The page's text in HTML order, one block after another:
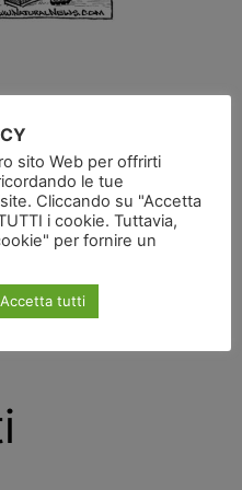
sito Web per offrirti
le tue
Cliccando su "Accetta
i cookie. Tuttavia,
per fornire un
Accetta tutti